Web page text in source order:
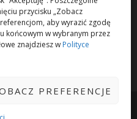
przycisku „Zobacz
aby wyrazić zgodę
końcowym w wybranym przez
znajdziesz w Polityce
PREFERENCJE
POLITYKA PRYWATNOŚCI